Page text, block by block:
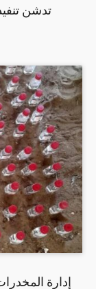
تدشن
إدارة